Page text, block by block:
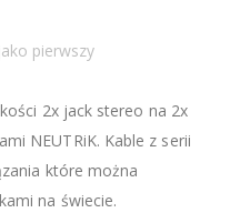
pierwszy
2x jack stereo na 2x
NEUTRiK. Kable z serii
które można
na świecie.